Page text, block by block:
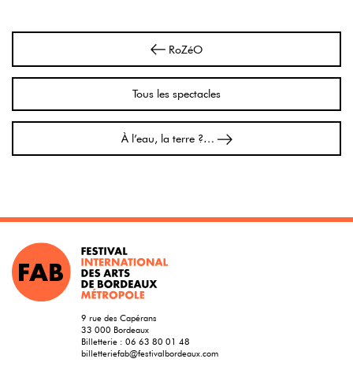
Navigation RoZéO
Tous les spectacles
À l’eau, la terre ?…
9 rue des Capérans
33 000 Bordeaux
Billetterie : 06 63 80 01 48
billetteriefab@festivalbordeaux.com